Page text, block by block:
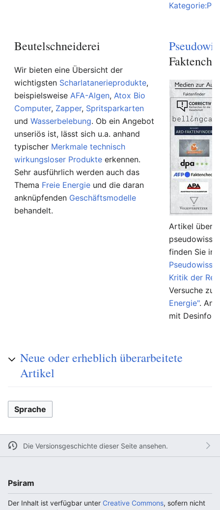
Beutelschneiderei
Wir bieten eine Übersicht der
wichtigsten Scharlatanerieprodukte,
beispielsweiseAFA-Algen,Atox Bio
Computer, Zapper, Spritsparkarten
undWasserbelebung. Ob ein Angebot
unseriös ist, lässt sich u.a. anhand
typischer Merkmale technisch
wirkungsloser Produkte erkennen.
Sehr ausführlich werden auch das
Thema Freie Energie und die daran
anknüpfenden Geschäftsmodelle
behandelt.
Artikel über
finden Sie in
Kritik der
Versuche
Energie".
mit
Neue oder erheblich überarbeitete
Artikel
Sprache
Die Versionsgeschichte dieser Seite ansehen.
Psiram
Der Inhalt ist verfügbar unter Creative Commons, sofern nicht